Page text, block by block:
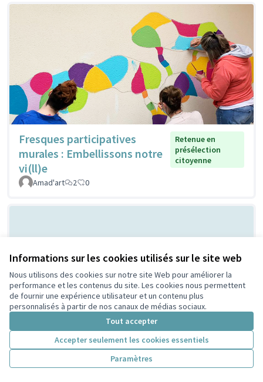
Informations sur les cookies utilisés sur le site web
Nous utilisons des cookies sur notre site Web pour améliorer la
performance et les contenus du site. Les cookies nous permettent
de fournir une expérience utilisateur et un contenu plus
personnalisés à partir de nos canaux de médias sociaux.
Tout accepter
Accepter seulement les cookies essentiels
Paramètres
Fresques participatives
murales : Embellissons notre
vi(ll)e
Retenue en
présélection
citoyenne
Amad'art 2 0
Les cabanes à
Retenue en présélection
citoyenne
PeriscoZay
2 0